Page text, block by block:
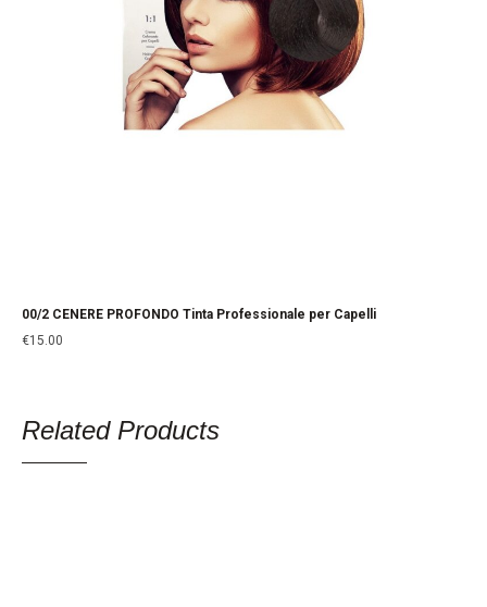
00/2 CENERE PROFONDO Tinta Professionale per Capelli
€15.00
Related Products